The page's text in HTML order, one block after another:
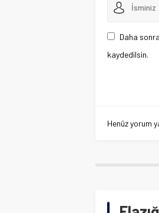
Daha
kaydedilsin.
Henüz yorum